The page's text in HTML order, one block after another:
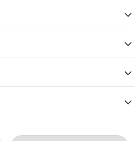
Brauchtumstag plus Optionen auf
Über unsere Benefit-App erhält
man ein monatliches Guthaben
Wir ermöglichen Flexibilität, um